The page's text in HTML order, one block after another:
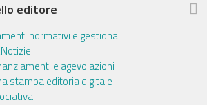
editore
normativi e gestionali
e agevolazioni
stampa editoria digitale